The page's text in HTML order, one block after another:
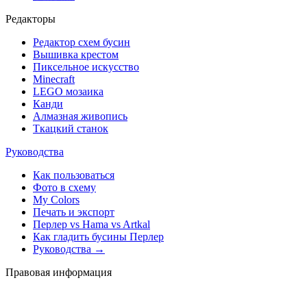
Редакторы
Редактор схем бусин
Вышивка крестом
Пиксельное искусство
Minecraft
LEGO мозаика
Канди
Алмазная живопись
Ткацкий станок
Руководства
Как пользоваться
Фото в схему
My Colors
Печать и экспорт
Перлер vs Hama vs Artkal
Как гладить бусины Перлер
Руководства →
Правовая информация